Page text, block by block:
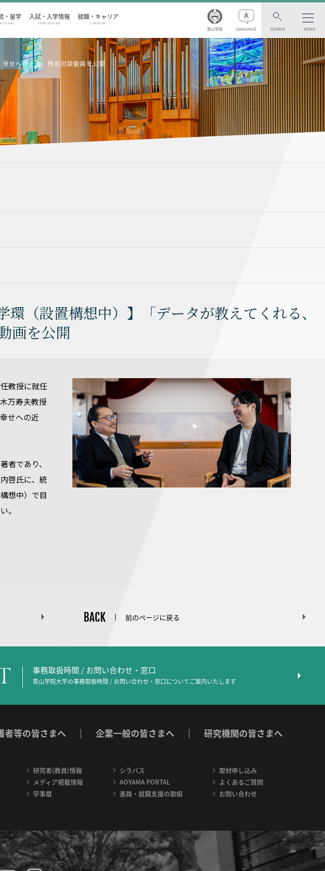
・留学 入試・入学情報
ADMISSIONS
就職・キャリア
CAREERS
青山学院 LANGUAGE SEARCH MENU
せへの近道」特別対談動画を公開
環（設置構想中）】「データが教えてくれる、
画を公開
教授に就任
万寿夫教授
せへの近
者であり、
啓氏に、統
想中）で目
。
BACK 前のページに戻る
事務取扱時間 / お問い合わせ・窓口
青山学院大学の事務取扱時間 / お問い合わせ・窓口についてご案内いたします
者等の皆さまへ 企業一般の皆さまへ 研究機関の皆さまへ
研究者(教員)情報
メディア掲載情報
学事暦
シラバス
AOYAMA PORTAL
進路・就職支援の取組
取材申し込み
よくあるご質問
お問い合わせ